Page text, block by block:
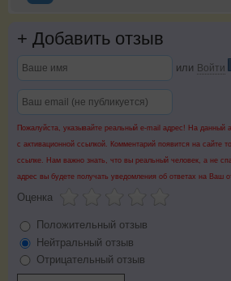
+ Добавить отзыв
или Войти
Пожалуйста, указывайте реальный e-mail адрес! На данный
с активационной ссылкой. Комментарий появится на сайте
ссылке. Нам важно знать, что вы реальный человек, а не
адрес вы будете получать уведомления об ответах на Ваш
Оценка
Положительный отзыв
Нейтральный отзыв
Отрицательный отзыв